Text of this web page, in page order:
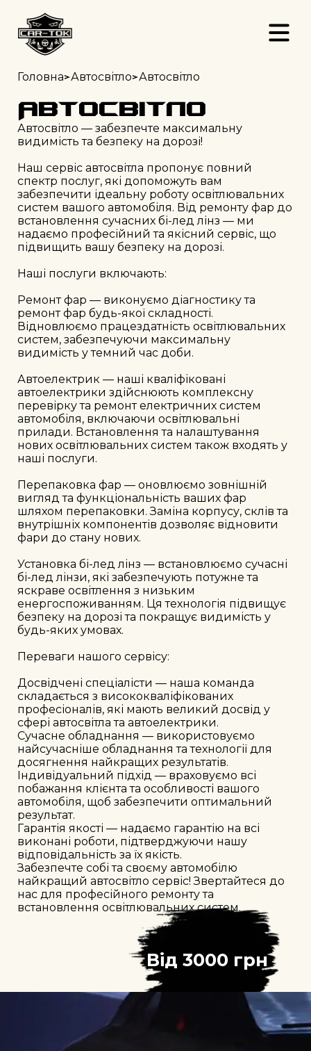
Головна>Автосвітло>Автосвітло
Автосвітло
Автосвітло — забезпечте максимальну
видимість та безпеку на дорозі!
Наш сервіс автосвітла пропонує повний
спектр послуг, які допоможуть вам
забезпечити ідеальну роботу освітлювальних
систем вашого автомобіля. Від ремонту фар до
встановлення сучасних бі-лед лінз — ми
надаємо професійний та якісний сервіс, що
підвищить вашу безпеку на дорозі.
Наші послуги включають:
Ремонт фар — виконуємо діагностику та
ремонт фар будь-якої складності.
Відновлюємо працездатність освітлювальних
систем, забезпечуючи максимальну
видимість у темний час доби.
Автоелектрик — наші кваліфіковані
автоелектрики здійснюють комплексну
перевірку та ремонт електричних систем
автомобіля, включаючи освітлювальні
прилади. Встановлення та налаштування
нових освітлювальних систем також входять у
наші послуги.
Перепаковка фар — оновлюємо зовнішній
вигляд та функціональність ваших фар
шляхом перепаковки. Заміна корпусу, склів та
внутрішніх компонентів дозволяє відновити
фари до стану нових.
Установка бі-лед лінз — встановлюємо сучасні
бі-лед лінзи, які забезпечують потужне та
яскраве освітлення з низьким
енергоспоживанням. Ця технологія підвищує
безпеку на дорозі та покращує видимість у
будь-яких умовах.
Переваги нашого сервісу:
Досвідчені спеціалісти — наша команда
складається з висококваліфікованих
професіоналів, які мають великий досвід у
сфері автосвітла та автоелектрики.
Сучасне обладнання — використовуємо
найсучасніше обладнання та технології для
досягнення найкращих результатів.
Індивідуальний підхід — враховуємо всі
побажання клієнта та особливості вашого
автомобіля, щоб забезпечити оптимальний
результат.
Гарантія якості — надаємо гарантію на всі
виконані роботи, підтверджуючи нашу
відповідальність за їх якість.
Забезпечте собі та своєму автомобілю
найкращий автосвітло сервіс! Звертайтеся до
нас для професійного ремонту та
встановлення освітлювальних систем.
Від 3000 грн